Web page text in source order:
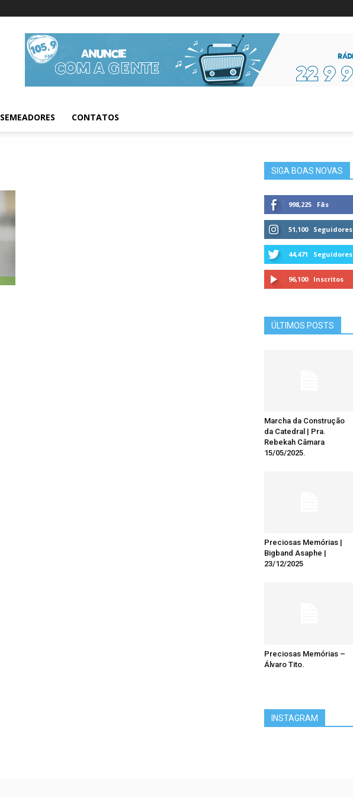
Informações da Figura
SEMEADORES CONTATOS
SIGA BOAS NOVAS
998,225 Fãs
51,100 Seguidores
44,471 Seguidores
96,100 Inscritos
ÚLTIMOS POSTS
Marcha da Construção
da Catedral | Pra.
Rebekah Câmara
15/05/2025.
Preciosas Memórias |
Bigband Asaphe |
23/12/2025
Preciosas Memórias –
Álvaro Tito.
INSTAGRAM